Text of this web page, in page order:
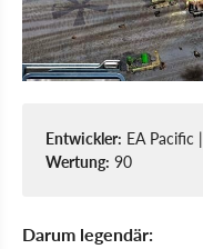
Entwickler: EA Pacific |
Wertung: 90
Darum legendär: